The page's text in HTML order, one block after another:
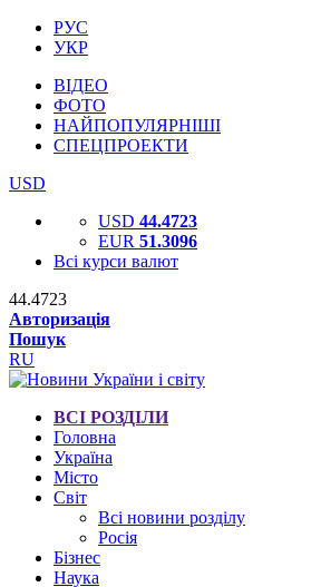
РУС
УКР
ВІДЕО
ФОТО
НАЙПОПУЛЯРНІШІ
СПЕЦПРОЕКТИ
USD
USD 44.4723
EUR 51.3096
Всі курси валют
44.4723
Авторизація
Пошук
RU
ВСІ РОЗДІЛИ
Головна
Україна
Місто
Світ
Всі новини розділу
Росія
Бізнес
Наука